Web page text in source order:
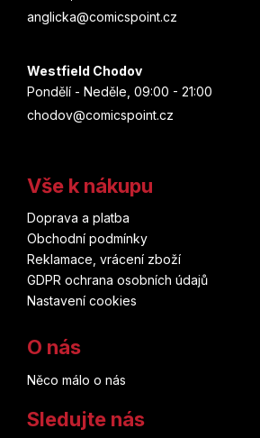
anglicka@comicspoint.cz
Westfield Chodov
Pondělí - Neděle, 09:00 - 21:00
chodov@comicspoint.cz
Vše k nákupu
Doprava a platba
Obchodní podmínky
Reklamace, vrácení zboží
GDPR ochrana osobních údajů
Nastavení cookies
O nás
Něco málo o nás
Sledujte nás